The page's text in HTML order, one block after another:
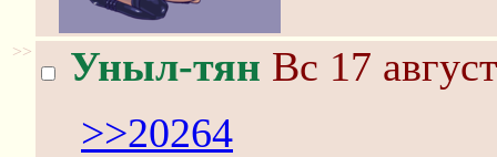
>> Уныл-тян Вс 17
>>20264